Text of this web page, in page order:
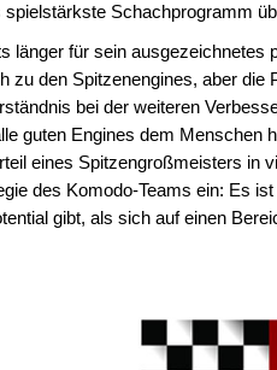
spielstärkste Schachprogramm
länger für sein ausgezeichnetes
zu den Spitzenengines, aber die
bei der weiteren
guten Engines dem Menschen
eines Spitzengroßmeisters in
des Komodo-Teams ein: Es
gibt, als sich auf einen